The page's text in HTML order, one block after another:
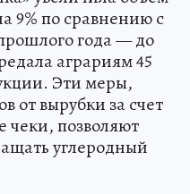
9% по сравнению с
года — до
аграриям 45
Эти меры,
от вырубки за счет
чеки, позволяют
углеродный